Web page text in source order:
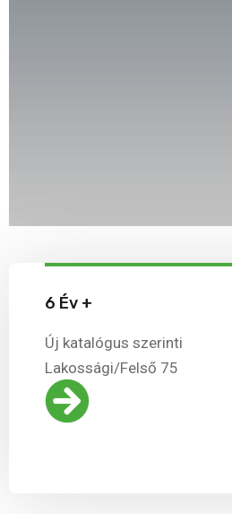
6 Év +
Új katalógus szerinti
Lakossági/Felső 75